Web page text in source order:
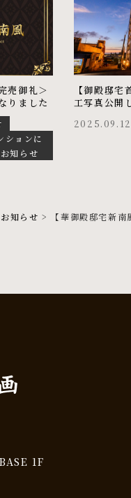
売御礼＞
りました
ションに
知らせ
【御殿邸
工写真公開
2025.09.12
お知らせ > 【華御殿邸宅新
1F